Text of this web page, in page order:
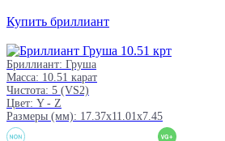
Купить бриллиант
Бриллиант: Груша
Масса: 10.51 карат
Чистота: 5 (VS2)
Цвет: Y - Z
Размеры (мм): 17.37x11.01x7.45